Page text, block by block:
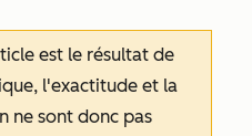
est le résultat de
l'exactitude et la
ne sont donc pas